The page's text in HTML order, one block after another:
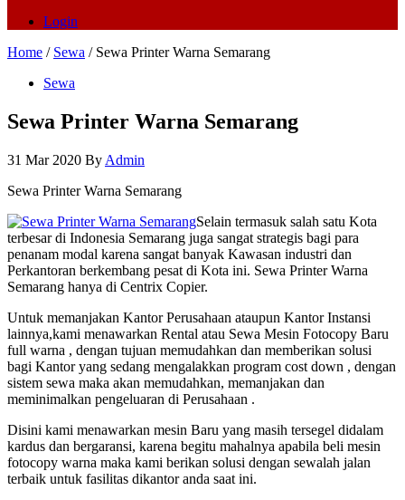
Login
Home / Sewa / Sewa Printer Warna Semarang
Sewa
Sewa Printer Warna Semarang
31 Mar 2020 By Admin
Sewa Printer Warna Semarang
Selain termasuk salah satu Kota
terbesar di Indonesia Semarang juga sangat strategis bagi para
penanam modal karena sangat banyak Kawasan industri dan
Perkantoran berkembang pesat di Kota ini. Sewa Printer Warna
Semarang hanya di Centrix Copier.
Untuk memanjakan Kantor Perusahaan ataupun Kantor Instansi
lainnya,kami menawarkan Rental atau Sewa Mesin Fotocopy Baru
full warna , dengan tujuan memudahkan dan memberikan solusi
bagi Kantor yang sedang mengalakkan program cost down , dengan
sistem sewa maka akan memudahkan, memanjakan dan
meminimalkan pengeluaran di Perusahaan .
Disini kami menawarkan mesin Baru yang masih tersegel didalam
kardus dan bergaransi, karena begitu mahalnya apabila beli mesin
fotocopy warna maka kami berikan solusi dengan sewalah jalan
terbaik untuk fasilitas dikantor anda saat ini.